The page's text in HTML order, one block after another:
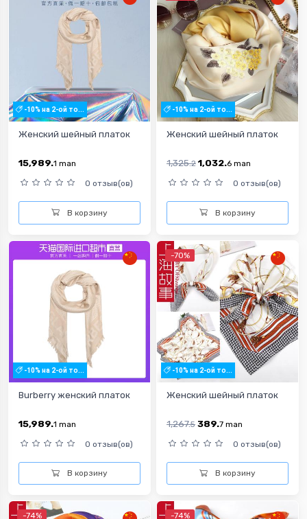
-10% на 2-ой то...
Женский шейный платок
15,989.1 man
0 отзыв(ов)
В корзину
-10% на 2-ой то...
Женский шейный платок
1,325.2 1,032.6 man
0 отзыв(ов)
В корзину
-10% на 2-ой то...
Burberry женский платок
15,989.1 man
0 отзыв(ов)
В корзину
-70%
-10% на 2-ой то...
Женский шейный платок
1,267.5 389.7 man
0 отзыв(ов)
В корзину
-74% -74%